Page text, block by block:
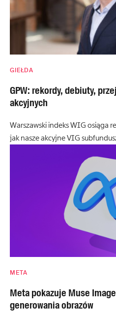
GIEŁDA
GPW: rekordy, debiuty,
akcyjnych
Warszawski indeks WIG osiąga
jak nasze akcyjne VIG
META
Meta pokazuje Muse
generowania obrazów